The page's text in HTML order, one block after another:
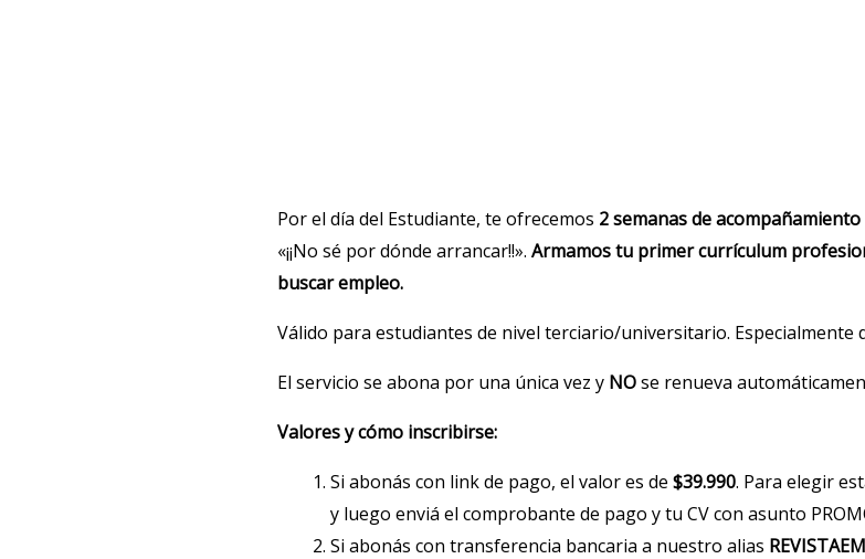
Por el día del Estudiante, te ofrecemos 2 semanas de
«¡¡No sé por dónde arrancar!!». Armamos tu primer currículum
buscar empleo.
Válido para estudiantes de nivel terciario/universitario.
El servicio se abona por una única vez y NOse renueva
Valores y cómo inscribirse:
Si abonás con link de pago, el valor es de $39.990. Para elegir
y luego enviá el comprobante de pago y tu CV con asunto
Si abonás con transferencia bancaria a nuestro alias